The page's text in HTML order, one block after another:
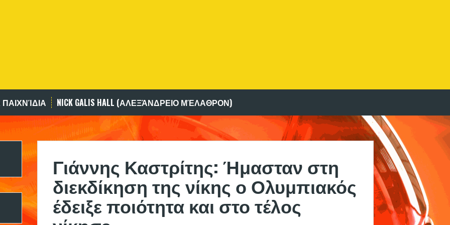
NICK GALIS HALL (ΑΛΕΞΆΝΔΡΕΙΟ ΜΈΛΑΘΡΟΝ)
Γιάννης Καστρίτης: Ήμασταν στη
διεκδίκηση της νίκης ο Ολυμπιακός
έδειξε ποιότητα και στο τέλος